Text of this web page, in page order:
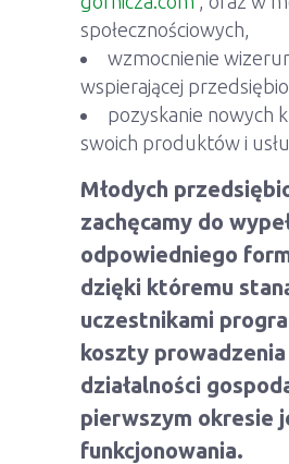
społecznościowych,
wzmocnienie
wspierającej
pozyskanie nowych
swoich produktów i
Młodych
zachęcamy do
odpowiedniego
dzięki któremu
uczestnikami
koszty
działalności
pierwszym okresie
funkcjonowania.